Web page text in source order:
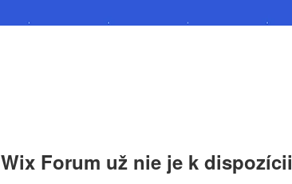
Wix Forum už nie je k dispozícii